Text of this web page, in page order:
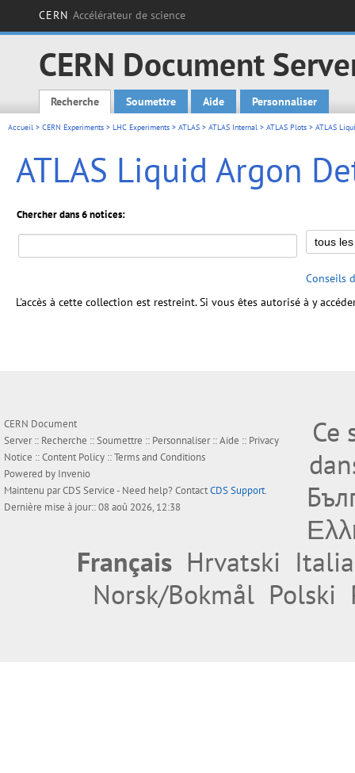
CERN Accélérateur de science
CERN Document
Main menu
Recherche Soumettre Aide Personnaliser
Accueil > CERN Experiments > LHC Experiments > ATLAS > ATLAS Internal > ATLAS Plots > ATLAS
ATLAS Liquid Argon
Chercher dans 6 notices:
Conseils
L'accès à cette collection est restreint. Si vous êtes autorisé à y
CERN Document
Server :: Recherche ::Soumettre :: Personnaliser::Aide :: Privacy
Notice ::Content Policy ::Terms and Conditions
Powered by Invenio
Maintenu parCDS Service- Need help? ContactCDS Support.
Dernière mise à jour:: 08 aoû 2026, 12:38
Ce
Français Hrvatski
Norsk/Bokmål Polski